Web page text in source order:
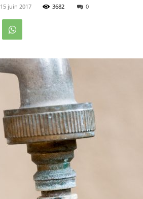
15 juin 2017 3682 0